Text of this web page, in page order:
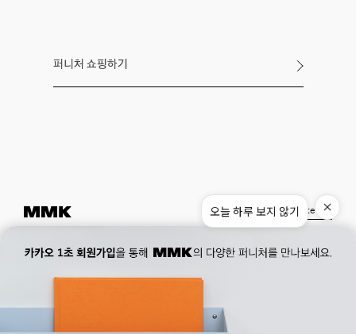
퍼니처 쇼핑하기
Museum. 02. 777. 5887 Office.02. 777. 5778
177, Duteopbawi-ro, Yongsan-gu, Seoul, Korea
Official : hello@mmk-seoul.com
Instagram Pinterest
오늘 하루 보지 않기